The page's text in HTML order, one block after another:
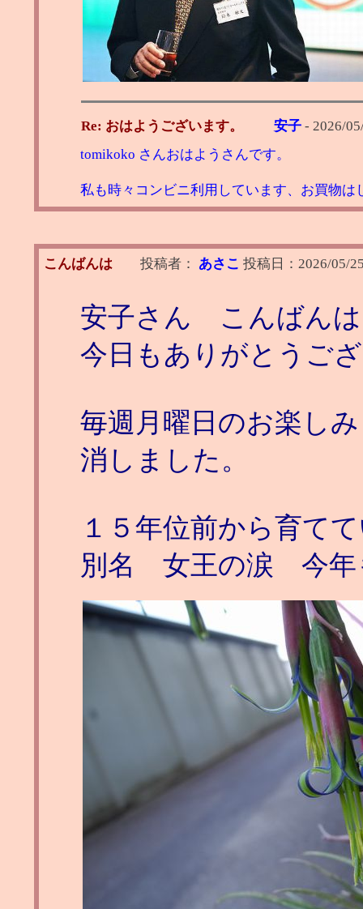
Re: おはようございます。 安子 - 2026/
tomikoko さんおはようさんです。
私も時々コンビニ利用しています、お買物
こんばんは 投稿者： あさこ 投稿日： 2026/05/
安子さん こんばんは
今日もありがとうご
毎週月曜日のお楽し
消しました。
１５年位前から育て
別名 女王の涙 今年